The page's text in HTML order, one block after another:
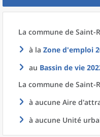
La commune de Saint-
à la Zone d'emploi
au Bassin de vie
La commune de Saint-
à aucune Aire
à aucune Unité